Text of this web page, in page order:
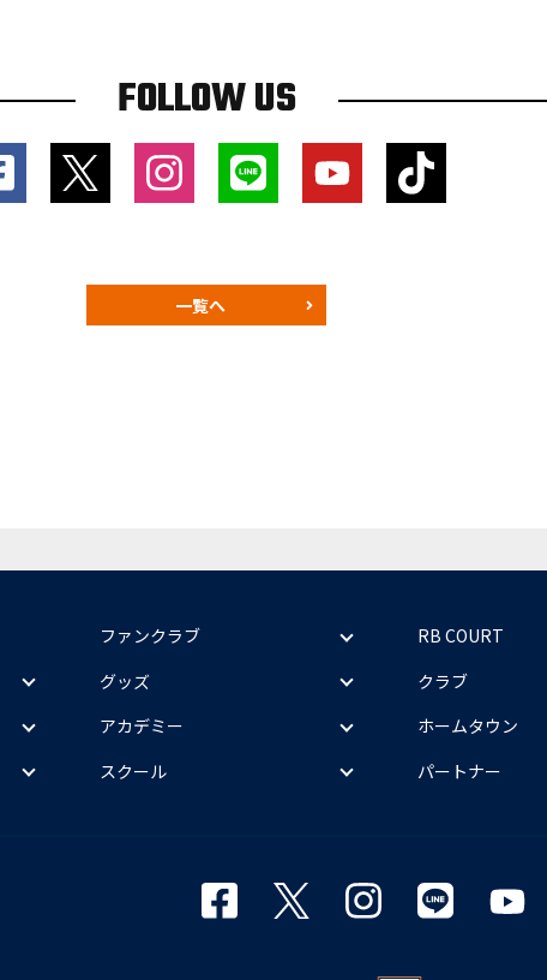
FOLLOW US
一覧へ
ファンクラブ
グッズ
アカデミー
スクール
RB COURT
クラブ
ホームタウン
パートナー